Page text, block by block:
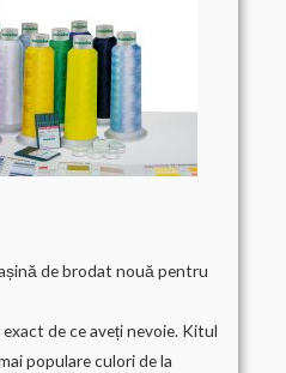
de brodat nouă pentru
de ce aveți nevoie. Kitul
populare culori de la